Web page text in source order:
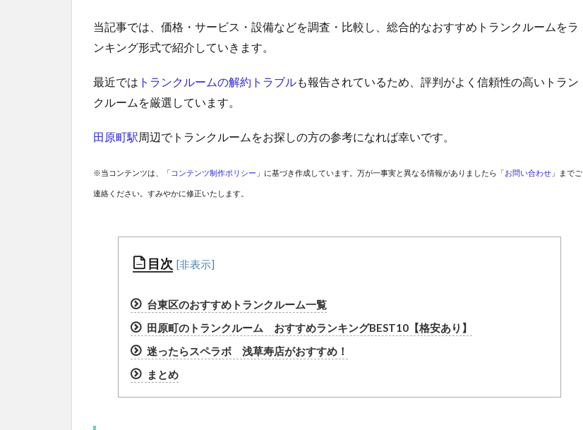
当記事では、価格・サービス・設備などを調査・比較し、総合的なおすすめトランクルームをラ
ンキング形式で紹介していきます。
最近では トランクルームの解約トラブルも報告されているため、評判がよく信頼性の高いトラン
クルームを厳選しています。
田原町駅周辺でトランクルームをお探しの方の参考になれば幸いです。
※当コンテンツは、「 コンテンツ制作ポリシー 」に基づき作成しています。万が一事実と異なる情報がありましたら「お問い合わせ 」までご
連絡ください。すみやかに修正いたします。
目次
台東区のおすすめトランクルーム一覧
田原町のトランクルーム おすすめランキングBEST10【格安あり】
迷ったらスペラボ 浅草寿店がおすすめ！
まとめ